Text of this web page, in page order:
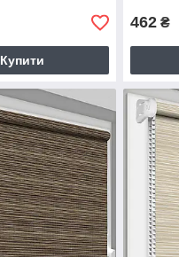
Купити
462 ₴